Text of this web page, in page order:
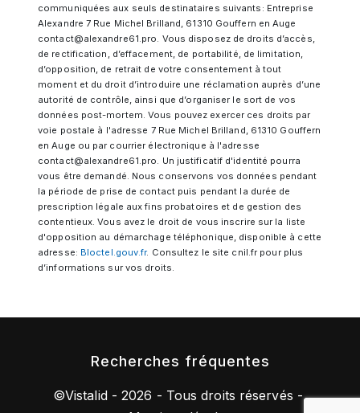
communiquées aux seuls destinataires suivants: Entreprise
Alexandre 7 Rue Michel Brilland, 61310 Gouffern en Auge
contact@alexandre61.pro. Vous disposez de droits d’accès,
de rectification, d’effacement, de portabilité, de limitation,
d’opposition, de retrait de votre consentement à tout
moment et du droit d’introduire une réclamation auprès d’une
autorité de contrôle, ainsi que d’organiser le sort de vos
données post-mortem. Vous pouvez exercer ces droits par
voie postale à l'adresse 7 Rue Michel Brilland, 61310 Gouffern
en Auge ou par courrier électronique à l'adresse
contact@alexandre61.pro. Un justificatif d'identité pourra
vous être demandé. Nous conservons vos données pendant
la période de prise de contact puis pendant la durée de
prescription légale aux fins probatoires et de gestion des
contentieux. Vous avez le droit de vous inscrire sur la liste
d'opposition au démarchage téléphonique, disponible à cette
adresse:
Bloctel.gouv.fr. Consultez le site cnil.fr pour plus
d’informations sur vos droits.
Recherches fréquentes
©Vistalid- 2026 - Tous droits réservés -